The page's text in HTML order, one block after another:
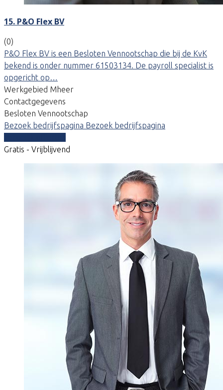
15. P&O Flex BV
(0)
P&O Flex BV is een Besloten Vennootschap die bij de KvK
bekend is onder nummer 61503134. De payroll specialist is
opgericht op…
Werkgebied Mheer
Contactgegevens
Besloten Vennootschap
Bezoek bedrijfspagina Bezoek bedrijfspagina
Gratis - Vrijblijvend